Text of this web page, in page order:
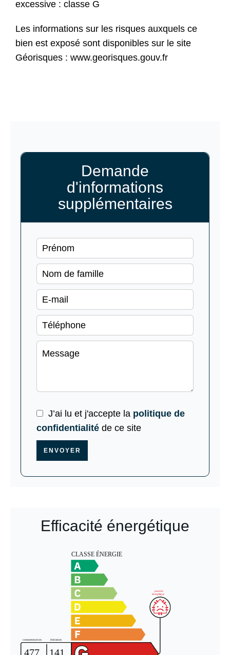
excessive : classe G
Les informations sur les risques auxquels ce
bien est exposé sont disponibles sur le site
Géorisques : www.georisques.gouv.fr
Demande
d'informations
supplémentaires
J’ai lu et j'accepte la politique de
confidentialité de ce site
ENVOYER
Efficacité énergétique